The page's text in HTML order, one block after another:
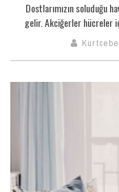
Dostlarımızın soluduğu
gelir. Akciğerler hücreler